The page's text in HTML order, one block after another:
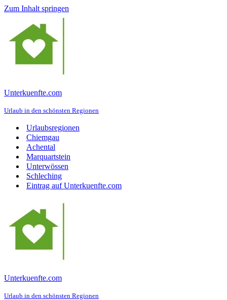
Zum Inhalt springen
Unterkuenfte.com
Urlaub in den schönsten Regionen
Urlaubsregionen
Chiemgau
Achental
Marquartstein
Unterwössen
Schleching
Eintrag auf Unterkuenfte.com
Unterkuenfte.com
Urlaub in den schönsten Regionen